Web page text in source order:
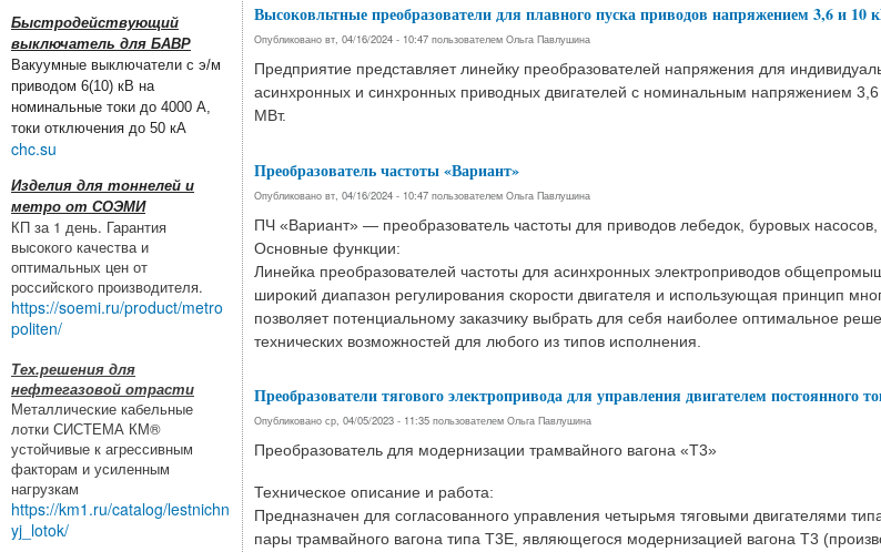
Быстродействующий
выключатель для БАВР
Вакуумные выключатели с э/м
приводом 6(10) кВ на
номинальные токи до 4000 А,
токи отключения до 50 кА
chc.su
Изделия для тоннелей и
метро от СОЭМИ
КП за 1 день. Гарантия
высокого качества и
оптимальных цен от
российского производителя.
https://soemi.ru/product/metro
politen/
Тех.решения для
нефтегазовой отрасти
Металлические кабельные
лотки СИСТЕМА КМ®
устойчивые к агрессивным
факторам и усиленным
нагрузкам
https://km1.ru/catalog/lestnichn
yj_lotok/
Высоковльтные преобразователи для плавного пуска приводов напряжением 3,6 и 10
Опубликовано вт, 04/16/2024 - 10:47 пользователем Ольга Павлушина
Предприятие представляет линейку преобразователей напряжения для
асинхронных и синхронных приводных двигателей с номинальным напряжением
МВт.
Преобразователь частоты «Вариант»
Опубликовано вт, 04/16/2024 - 10:47 пользователем Ольга Павлушина
ПЧ «Вариант» — преобразователь частоты для приводов лебедок, буровых насосов,
Основные функции:
Линейка преобразователей частоты для асинхронных электроприводов
широкий диапазон регулирования скорости двигателя и использующая принцип
позволяет потенциальному заказчику выбрать для себя наиболее оптимальное
технических возможностей для любого из типов исполнения.
Преобразователи тягового электропривода для управления двигателем постоянного
Опубликовано ср, 04/05/2023 - 11:35 пользователем Ольга Павлушина
Преобразователь для модернизации трамвайного вагона «Т3»
Техническое описание и работа:
Предназначен для согласованного управления четырьмя тяговыми двигателями
пары трамвайного вагона типа Т3Е, являющегося модернизацией вагона Т3